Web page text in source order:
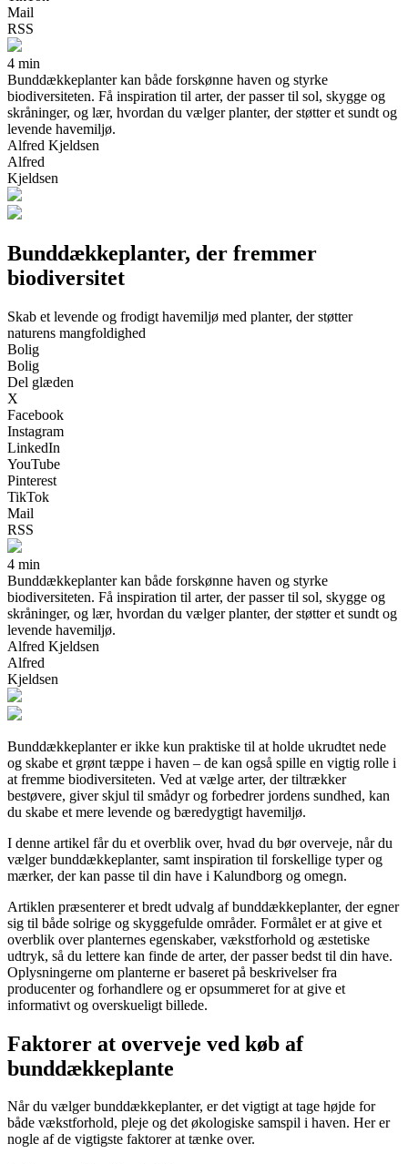
Mail
RSS
4 min
Bunddækkeplanter kan både forskønne haven og styrke
biodiversiteten. Få inspiration til arter, der passer til sol, skygge og
skråninger, og lær, hvordan du vælger planter, der støtter et sundt og
levende havemiljø.
Alfred Kjeldsen
Alfred
Kjeldsen
Bunddækkeplanter, der fremmer
biodiversitet
Skab et levende og frodigt havemiljø med planter, der støtter
naturens mangfoldighed
Bolig
Bolig
Del glæden
X
Facebook
Instagram
LinkedIn
YouTube
Pinterest
TikTok
Mail
RSS
4 min
Bunddækkeplanter kan både forskønne haven og styrke
biodiversiteten. Få inspiration til arter, der passer til sol, skygge og
skråninger, og lær, hvordan du vælger planter, der støtter et sundt og
levende havemiljø.
Alfred Kjeldsen
Alfred
Kjeldsen
Bunddækkeplanter er ikke kun praktiske til at holde ukrudtet nede
og skabe et grønt tæppe i haven – de kan også spille en vigtig rolle i
at fremme biodiversiteten. Ved at vælge arter, der tiltrækker
bestøvere, giver skjul til smådyr og forbedrer jordens sundhed, kan
du skabe et mere levende og bæredygtigt havemiljø.
I denne artikel får du et overblik over, hvad du bør overveje, når du
vælger bunddækkeplanter, samt inspiration til forskellige typer og
mærker, der kan passe til din have i Kalundborg og omegn.
Artiklen præsenterer et bredt udvalg af bunddækkeplanter, der egner
sig til både solrige og skyggefulde områder. Formålet er at give et
overblik over planternes egenskaber, vækstforhold og æstetiske
udtryk, så du lettere kan finde de arter, der passer bedst til din have.
Oplysningerne om planterne er baseret på beskrivelser fra
producenter og forhandlere og er opsummeret for at give et
informativt og overskueligt billede.
Faktorer at overveje ved køb af
bunddækkeplante
Når du vælger bunddækkeplanter, er det vigtigt at tage højde for
både vækstforhold, pleje og det økologiske samspil i haven. Her er
nogle af de vigtigste faktorer at tænke over.